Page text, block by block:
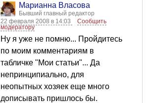
Марианна Власова
Бывший главный редактор
22 февраля 2008 в 14:03
Сообщить
модератору
Ну я уже не помню... Пройдитесь
по моим комментариям в
табличке "Мои статьи"... Да
непринципиально, для
неопытных хозяек еще много
дописывать пришлось бы.